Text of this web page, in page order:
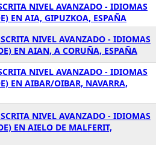
NIVEL AVANZADO - IDIOMAS
EN AIA, GIPUZKOA, ESPAÑA
NIVEL AVANZADO - IDIOMAS
EN AIAN, A CORUÑA, ESPAÑA
NIVEL AVANZADO - IDIOMAS
EN AIBAR/OIBAR, NAVARRA,
NIVEL AVANZADO - IDIOMAS
EN AIELO DE MALFERIT,